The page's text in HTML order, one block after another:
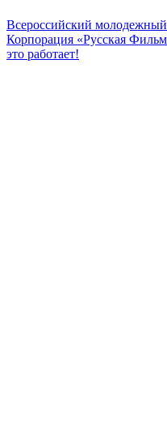
Всероссийский
Корпорация «Русская
это работает!